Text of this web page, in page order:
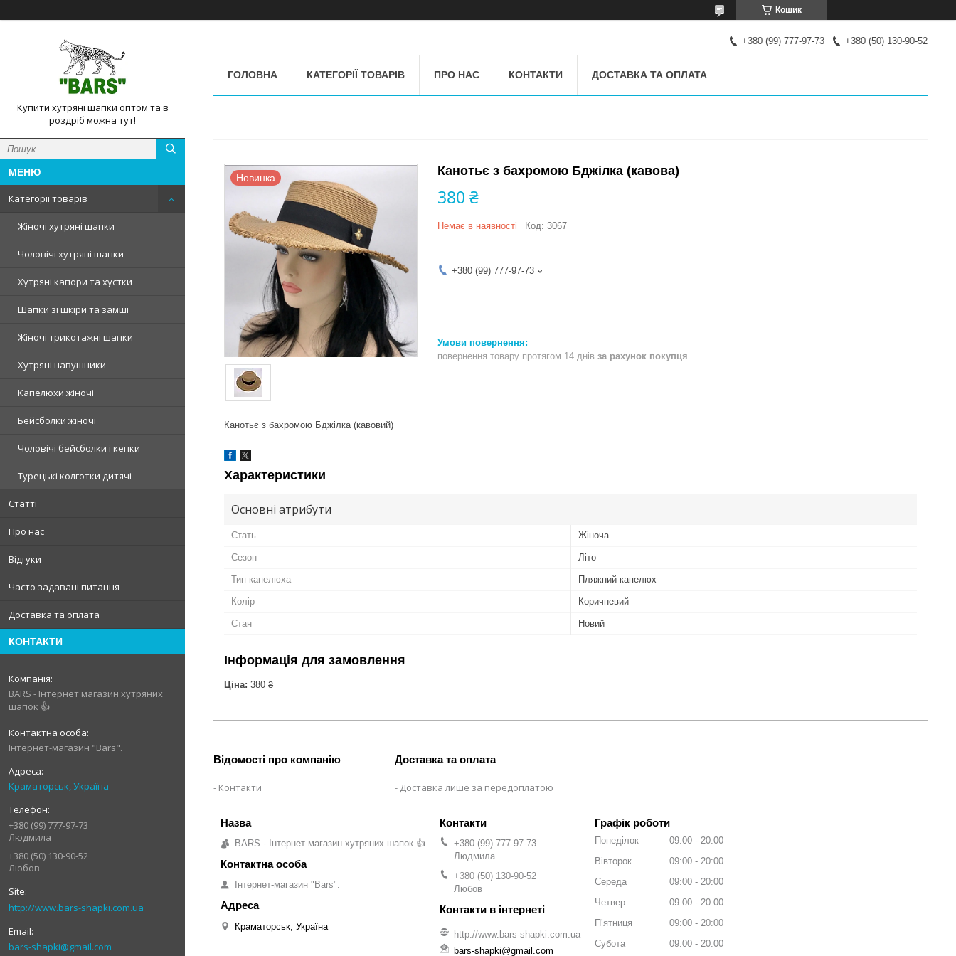
Кошик
Купити хутряні шапки оптом та в
роздріб можна тут!
Категорії товарів
Жіночі хутряні шапки
Чоловічі хутряні шапки
Хутряні капори та хустки
Шапки зі шкіри та замші
Жіночі трикотажні шапки
Хутряні навушники
Капелюхи жіночі
Бейсболки жіночі
Чоловічі бейсболки і кепки
Турецькі колготки дитячі
Статті
Про нас
Відгуки
Часто задавані питання
Доставка та оплата
КОНТАКТИ
BARS - Інтернет магазин хутряних
шапок 👍
Інтернет-магазин "Bars".
Краматорськ, Україна
+380 (99) 777-97-73
Людмила
+380 (50) 130-90-52
Любов
http://www.bars-shapki.com.ua
bars-shapki@gmail.com
+380 (99) 777-97-73 +380 (50) 130-90-52
ГОЛОВНА КАТЕГОРІЇ ТОВАРІВ ПРО НАС КОНТАКТИ ДОСТАВКА ТА ОПЛАТА
Новинка Канотьє з бахромою Бджілка (кавова)
380 ₴
Немає в наявності Код: 3067
+380 (99) 777-97-73
повернення товару протягом 14 днів за рахунок покупця
Канотьє з бахромою Бджілка (кавовий)
Характеристики
Основні атрибути
Стать Жіноча
Сезон Літо
Тип капелюха Пляжний капелюх
Колір Коричневий
Стан Новий
Інформація для замовлення
Ціна: 380 ₴
Відомості про компанію
Контакти
Доставка та оплата
Доставка лише за передоплатою
BARS - Інтернет магазин хутряних шапок 👍
Інтернет-магазин "Bars".
Краматорськ, Україна
+380 (99) 777-97-73
Людмила
+380 (50) 130-90-52
Любов
http://www.bars-shapki.com.ua
bars-shapki@gmail.com
Графік роботи
Понеділок 09:00
20:00
Вівторок
09:00
20:00
Середа
09:00
20:00
Четвер
09:00
20:00
Пʼятниця
09:00
20:00
Субота
09:00 20:00